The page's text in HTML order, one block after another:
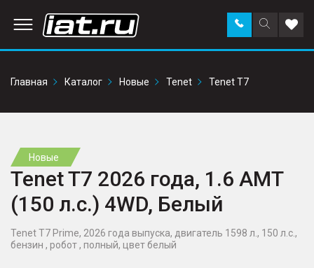
Поиск
по
Заказать
звонок в
Главная
Каталог Новые Tenet Tenet T7
Новые
Tenet T7 2026 года, 1.6 AMT
(150 л.с.) 4WD, Белый
Tenet T7 Prime, 2026 года выпуска, двигатель 1598 л., 150 л.с.,
бензин , робот , полный, цвет белый